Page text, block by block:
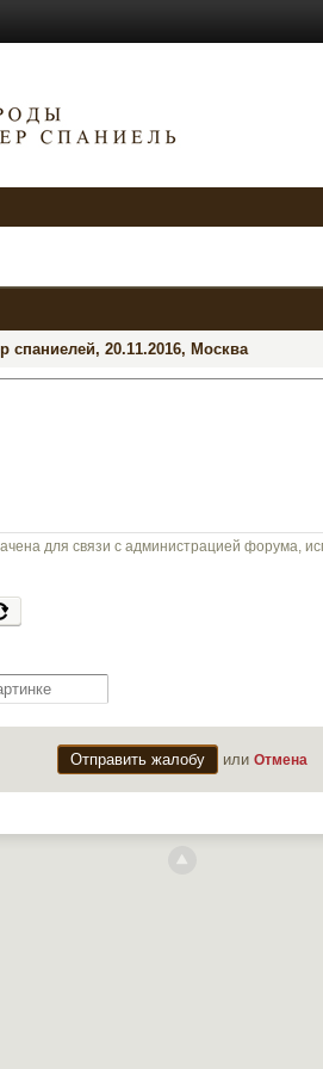
спаниелей, 20.11.2016, Москва
для связи с администрацией форума,
или Отмена